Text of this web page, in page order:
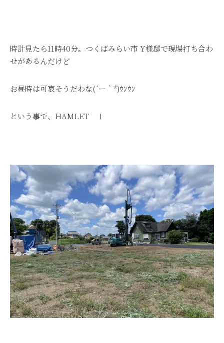
時計見たら11時40分。つくばみらい市 Y様邸で現場打ち合わ
せがあるんだけど
お昼時は可哀そうだわな(´ー｀*)ｳﾝｳﾝ
という事で、HAMLET Ⅰ